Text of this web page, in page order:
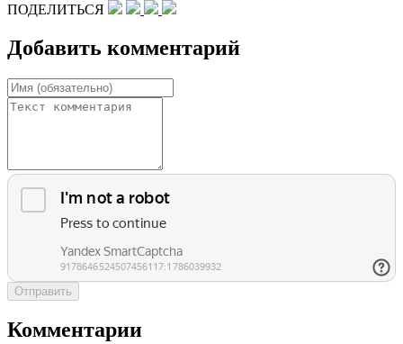
ПОДЕЛИТЬСЯ
Добавить комментарий
Отправить
Комментарии